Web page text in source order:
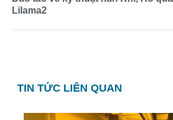
Lilama2
TIN TỨC LIÊN QUAN